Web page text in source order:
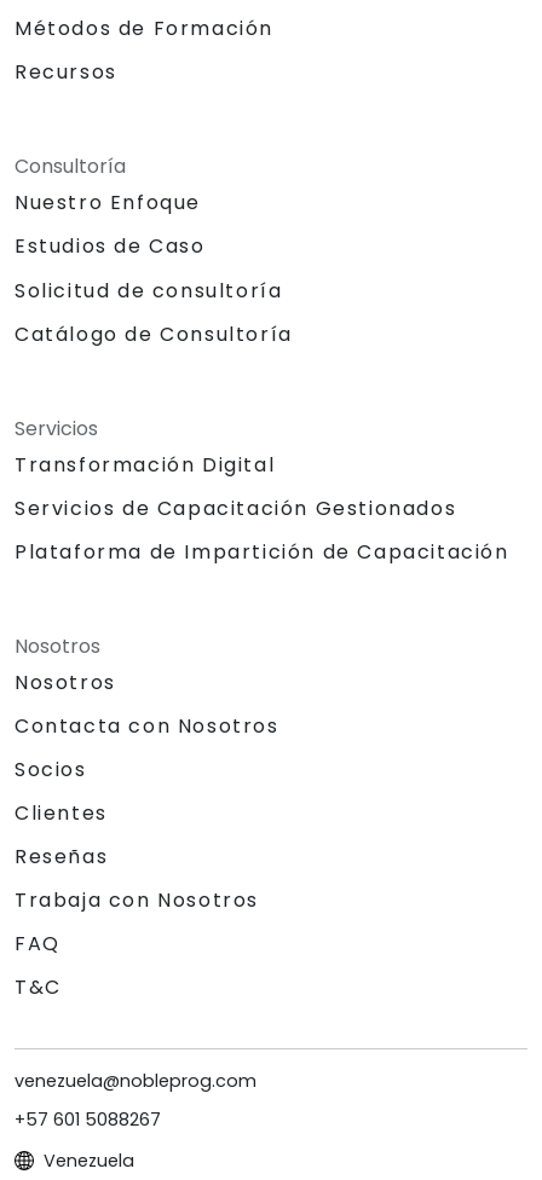
Métodos de Formación
Recursos
Consultoría
Nuestro Enfoque
Estudios de Caso
Solicitud de consultoría
Catálogo de Consultoría
Servicios
Transformación Digital
Servicios de Capacitación Gestionados
Plataforma de Impartición de Capacitación
Nosotros
Nosotros
Contacta con Nosotros
Socios
Clientes
Reseñas
Trabaja con Nosotros
FAQ
T&C
venezuela@nobleprog.com
+57 601 5088267
Venezuela